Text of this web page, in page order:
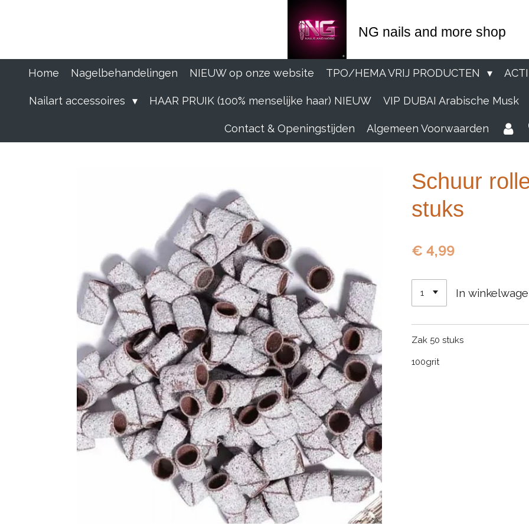
NG nails and more shop
Home Nagelbehandelingen NIEUW op onze website TPO/HEMA VRIJ PRODUCTEN
Nailart accessoires HAAR PRUIK (100% menselijke haar) NIEUW VIP DUBAI Arabische Musk
Contact & Openingstijden Algemeen Voorwaarden
Schuur
stuks
€ 4,99
In
Zak 50 stuks
100grit